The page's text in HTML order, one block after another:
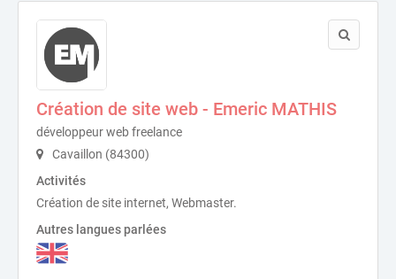
Création de site web - Emeric MATHIS
développeur web freelance
Cavaillon (84300)
Activités
Création de site internet, Webmaster.
Autres langues parlées